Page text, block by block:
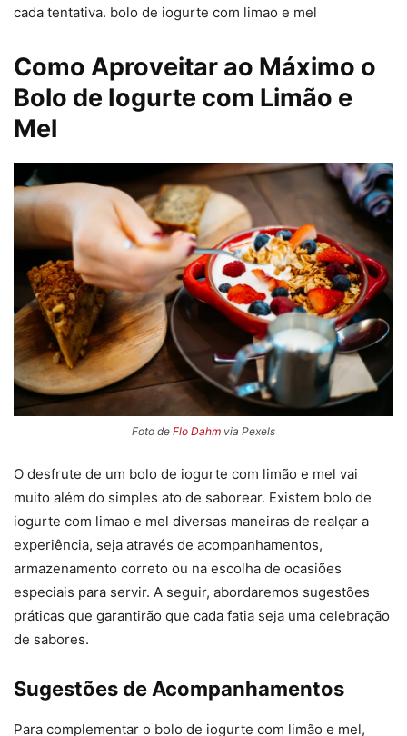
cada tentativa. bolo de iogurte com limao e mel
Como Aproveitar ao Máximo o
Bolo de Iogurte com Limão e
Mel
Foto de Flo Dahm via Pexels
O desfrute de um bolo de iogurte com limão e mel vai
muito além do simples ato de saborear. Existem bolo de
iogurte com limao e mel diversas maneiras de realçar a
experiência, seja através de acompanhamentos,
armazenamento correto ou na escolha de ocasiões
especiais para servir. A seguir, abordaremos sugestões
práticas que garantirão que cada fatia seja uma celebração
de sabores.
Sugestões de Acompanhamentos
Para complementar o bolo de iogurte com limão e mel,